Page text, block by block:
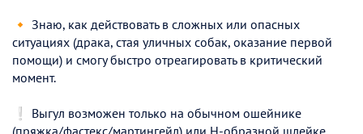
🔸 Знаю, как действовать в сложных или опасных
ситуациях (драка, стая уличных собак, оказание первой
помощи) и смогу быстро отреагировать в критический
момент.
❕ Выгул возможен только на обычном ошейнике
(пряжка/фастекс/мартингейл) или Н-образной шлейке.